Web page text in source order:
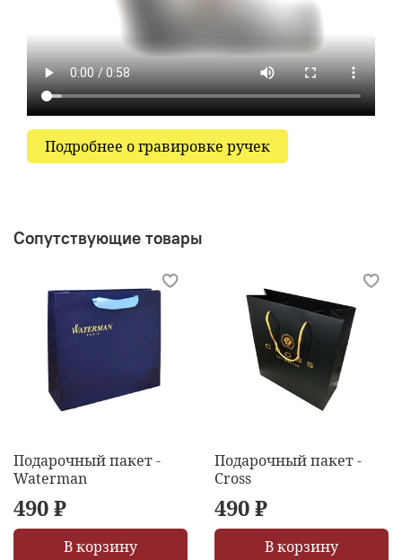
Подробнее о гравировке ручек
Сопутствующие товары
Подарочный пакет -
Waterman
490 ₽
В корзину
Подарочный пакет -
Cross
490 ₽
В корзину